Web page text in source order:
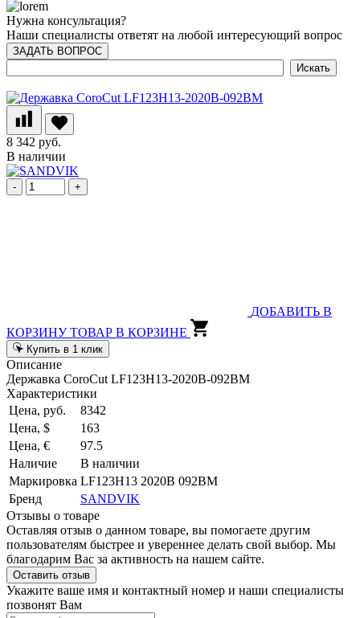
Нужна консультация?
Наши специалисты ответят на любой интересующий вопрос
ЗАДАТЬ ВОПРОС
8 342 руб.
В наличии
- +
ДОБАВИТЬ В
КОРЗИНУ ТОВАР В КОРЗИНЕ
Купить в 1 клик
Описание
Державка CoroCut LF123H13-2020B-092BM
Характеристики
Цена, руб.
8342
Цена, $
163
Цена, €
97.5
Наличие
В наличии
Маркировка LF123H13 2020B 092BM
Бренд
SANDVIK
Отзывы о товаре
Оставляя отзыв о данном товаре, вы помогаете другим
пользователям быстрее и увереннее делать свой выбор. Мы
благодарим Вас за активность на нашем сайте.
Оставить отзыв
Укажите ваше имя и контактный номер и наши специалисты
позвонят Вам